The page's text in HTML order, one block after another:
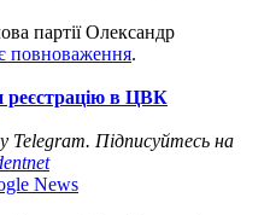
партії Олександр
повноваження.
реєстрацію в ЦВК
Telegram. Підписуйтесь на
News